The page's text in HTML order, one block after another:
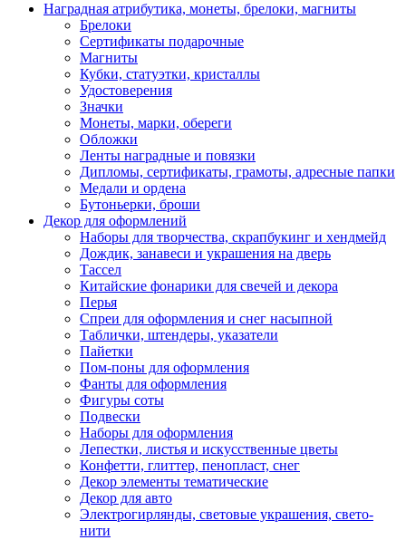
Наградная атрибутика, монеты, брелоки, магниты
Брелоки
Сертификаты подарочные
Магниты
Кубки, статуэтки, кристаллы
Удостоверения
Значки
Монеты, марки, обереги
Обложки
Ленты наградные и повязки
Дипломы, сертификаты, грамоты, адресные папки
Медали и ордена
Бутоньерки, броши
Декор для оформлений
Наборы для творчества, скрапбукинг и хендмейд
Дождик, занавеси и украшения на дверь
Тассел
Китайские фонарики для свечей и декора
Перья
Спреи для оформления и снег насыпной
Таблички, штендеры, указатели
Пайетки
Пом-поны для оформления
Фанты для оформления
Фигуры соты
Подвески
Наборы для оформления
Лепестки, листья и искусственные цветы
Конфетти, глиттер, пенопласт, снег
Декор элементы тематические
Декор для авто
Электрогирлянды, световые украшения, свето-
нити